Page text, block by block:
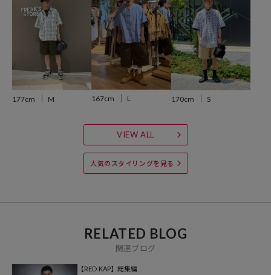
※こちらの商品は、弊社管理上のカラーを表記しております為、タグ
のカラー表記と異なる記載となっております。
【サイト表記：タグ表記】
チャコールグレー：チャコール
ブラック：ブラック
ベージュ：ベージュ
と色味が異なる場合がございます。また表示のサイズ感と実物は若干
参考価格
177cm M 167cm L 170cm S
VIEW ALL
人気のスタイリングを見る
RELATED BLOG
関連ブログ
【RED KAP】総集編